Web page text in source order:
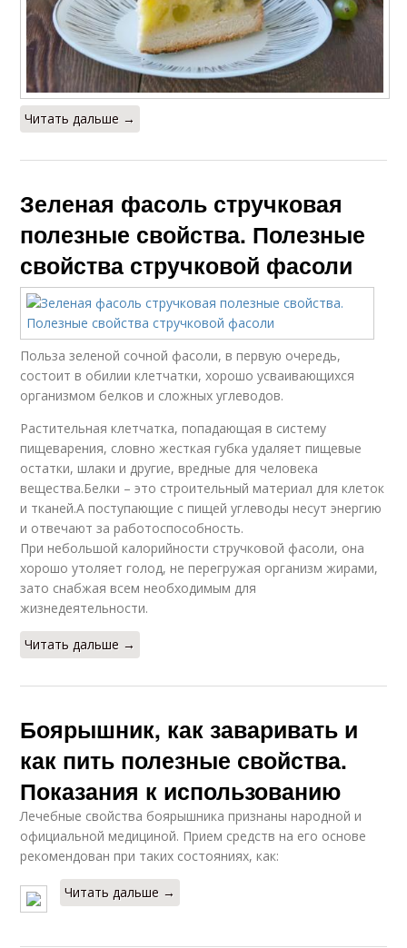
Читать дальше →
Зеленая фасоль стручковая
полезные свойства. Полезные
свойства стручковой фасоли
Польза зеленой сочной фасоли, в первую очередь,
состоит в обилии клетчатки, хорошо усваивающихся
организмом белков и сложных углеводов.
Растительная клетчатка, попадающая в систему
пищеварения, словно жесткая губка удаляет пищевые
остатки, шлаки и другие, вредные для человека
вещества.Белки – это строительный материал для клеток
и тканей.А поступающие с пищей углеводы несут энергию
и отвечают за работоспособность.
При небольшой калорийности стручковой фасоли, она
хорошо утоляет голод, не перегружая организм жирами,
зато снабжая всем необходимым для
жизнедеятельности.
Читать дальше →
Боярышник, как заваривать и
как пить полезные свойства.
Показания к использованию
Лечебные свойства боярышника признаны народной и
официальной медициной. Прием средств на его основе
рекомендован при таких состояниях, как:
Читать дальше →